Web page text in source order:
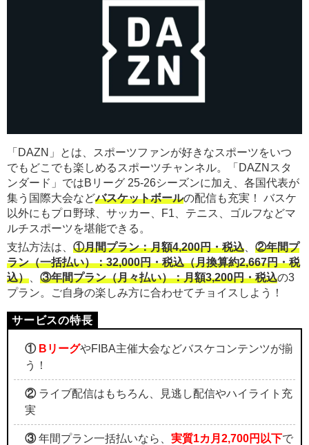
「DAZN」とは、スポーツファンが好きなスポーツをいつ
でもどこでも楽しめるスポーツチャンネル。「DAZNスタ
ンダード」ではBリーグ 25-26シーズンに加え、各国代表が
集う国際大会などバスケットボールの配信も充実！ バスケ
以外にもプロ野球、サッカー、F1、テニス、ゴルフなどマ
ルチスポーツを堪能できる。
支払方法は、 ①月間プラン：月額4,200円・税込
②年間プ
ラン（一括払い）：32,000円・税込（月換算約2,667円・税
込）
③年間プラン（月々払い）：月額3,200円・税込の3
プラン。ご自身の楽しみ方に合わせてチョイスしよう！
① BリーグやFIBA主催大会などバスケコンテンツが揃
う！
②ライブ配信はもちろん、見逃し配信やハイライト充
実
③年間プラン一括払いなら、 実質1カ月2,700円以下で